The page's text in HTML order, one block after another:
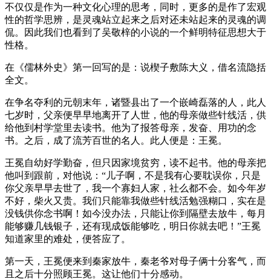
不仅仅是作为一种文化心理的思考，同时，更多的是作了宏观
性的哲学思辨，是灵魂站立起来之后对还未站起来的灵魂的调
侃。因此我们也看到了吴敬梓的小说的一个鲜明特征思想大于
性格。
在《儒林外史》第一回写的是：说楔子敷陈大义，借名流隐括
全文。
在争名夺利的元朝末年，诸暨县出了一个嵌崎磊落的人，此人
七岁时，父亲便早早地离开了人世，他的母亲做些针线活，供
给他到村学堂里去读书。他为了报答母亲，发奋、用功的念
书。之后，成了流芳百世的名人。此人便是：王冕。
王冕自幼好学勤奋，但只因家境贫穷，读不起书。他的母亲把
他叫到跟前，对他说：“儿子啊，不是我有心要耽误你，只是
你父亲早早去世了，我一个寡妇人家，社么都不会。如今年岁
不好，柴火又贵。我们只能靠我做些针线活勉强糊口，实在是
没钱供你念书啊！如今没办法，只能让你到隔壁去放牛，每月
能够赚几钱银子，还有现成饭能够吃，明日你就去吧！”王冕
知道家里的难处，便答应了。
第一天，王冕便来到秦家放牛，秦老爷对母子俩十分客气，而
且之后十分照顾王冕。这让他们十分感动。